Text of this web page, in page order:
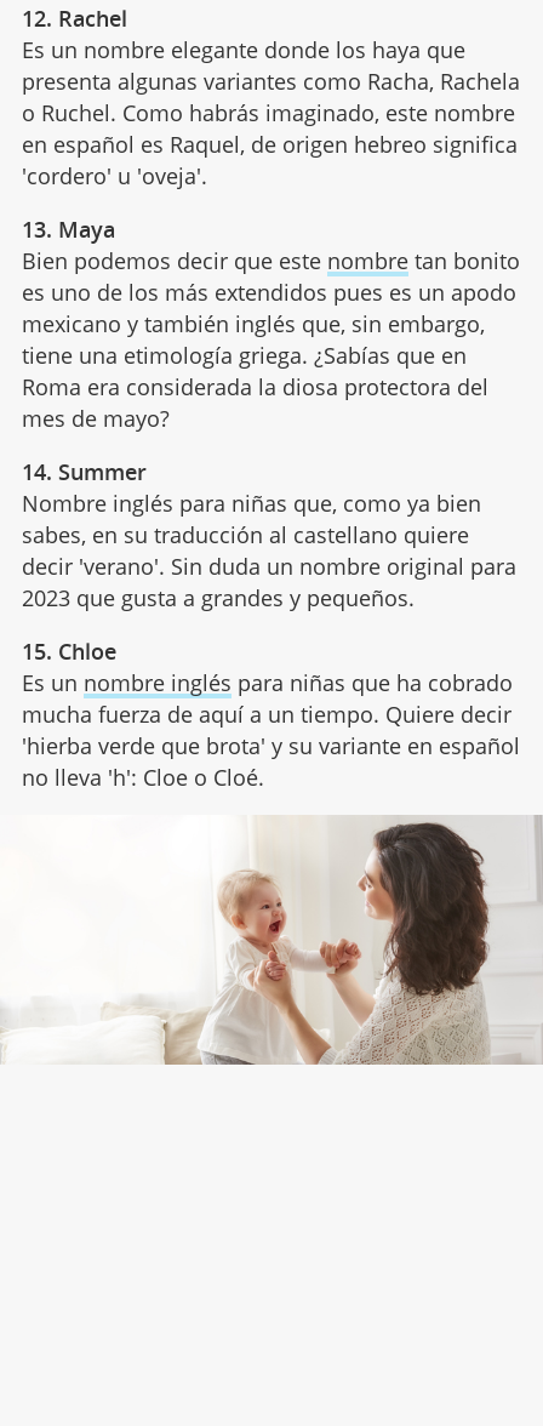
12. Rachel
Es un nombre elegante donde los haya que
presenta algunas variantes como Racha, Rachela
o Ruchel. Como habrás imaginado, este nombre
en español es Raquel, de origen hebreo significa
'cordero' u 'oveja'.
13. Maya
Bien podemos decir que este nombretan bonito
es uno de los más extendidos pues es un apodo
mexicano y también inglés que, sin embargo,
tiene una etimología griega. ¿Sabías que en
Roma era considerada la diosa protectora del
mes de mayo?
14. Summer
Nombre inglés para niñas que, como ya bien
sabes, en su traducción al castellano quiere
decir 'verano'. Sin duda un nombre original para
2023 que gusta a grandes y pequeños.
15. Chloe
Es un nombre inglés para niñas que ha cobrado
mucha fuerza de aquí a un tiempo. Quiere decir
'hierba verde que brota' y su variante en español
no lleva 'h': Cloe o Cloé.